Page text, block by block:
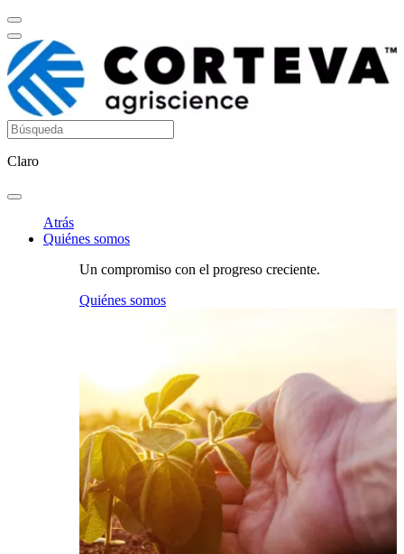
Claro
Atrás
Quiénes somos
Un compromiso con el progreso creciente.
Quiénes somos